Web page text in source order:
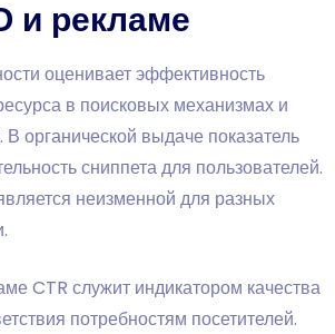
и рекламе
оценивает эффективность
в поисковых механизмах и
органической выдаче показатель
сниппета для пользователей.
неизменной для разных
CTR служит индикатором качества
потребностям посетителей.